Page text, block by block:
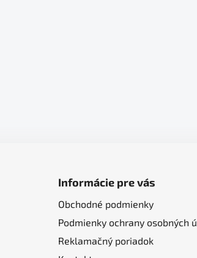
Informácie pre vás
Obchodné podmienky
Podmienky ochrany osobných
Reklamačný poriadok